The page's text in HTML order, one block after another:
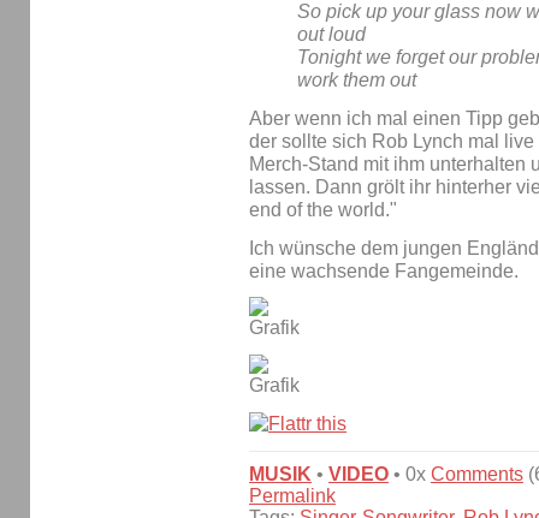
So pick up your glass now
out loud
Tonight we forget our
work them out
Aber wenn ich mal einen Tipp
der sollte sich Rob Lynch mal
Merch-Stand mit ihm unterhalten
lassen. Dann grölt ihr hinterher
end of the world."
Ich wünsche dem jungen
eine wachsende Fangemeinde.
MUSIK • VIDEO • 0x Comments
Permalink